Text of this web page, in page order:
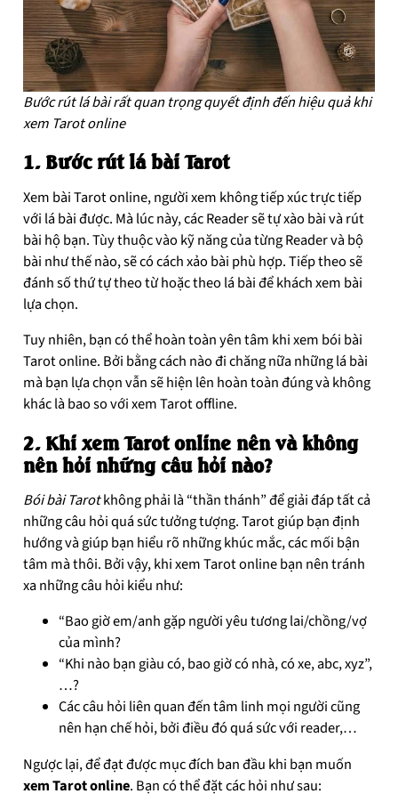
Bước rút lá bài rất quan trọng quyết định đến hiệu quả khi
xem Tarot online
1. Bước rút lá bài Tarot
Xem bài Tarot online, người xem không tiếp xúc trực tiếp
với lá bài được. Mà lúc này, các Reader sẽ tự xào bài và rút
bài hộ bạn. Tùy thuộc vào kỹ năng của từng Reader và bộ
bài như thế nào, sẽ có cách xảo bài phù hợp. Tiếp theo sẽ
đánh số thứ tự theo từ hoặc theo lá bài để khách xem bài
lựa chọn.
Tuy nhiên, bạn có thể hoàn toàn yên tâm khi xem bói bài
Tarot online. Bởi bằng cách nào đi chăng nữa những lá bài
mà bạn lựa chọn vẫn sẽ hiện lên hoàn toàn đúng và không
khác là bao so với xem Tarot offline.
2. Khi xem Tarot online nên và không
nên hỏi những câu hỏi nào?
Bói bài Tarotkhông phải là “thần thánh” để giải đáp tất cả
những câu hỏi quá sức tưởng tượng. Tarot giúp bạn định
hướng và giúp bạn hiểu rõ những khúc mắc, các mối bận
tâm mà thôi. Bởi vậy, khi xem Tarot online bạn nên tránh
xa những câu hỏi kiểu như:
“Bao giờ em/anh gặp người yêu tương lai/chồng/vợ
của mình?
“Khi nào bạn giàu có, bao giờ có nhà, có xe, abc, xyz”,
…?
Các câu hỏi liên quan đến tâm linh mọi người cũng
nên hạn chế hỏi, bởi điều đó quá sức với reader,…
Ngược lại, để đạt được mục đích ban đầu khi bạn muốn
xem Tarot online. Bạn có thể đặt các hỏi như sau: